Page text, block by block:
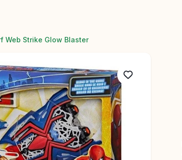
Web Strike Glow Blaster